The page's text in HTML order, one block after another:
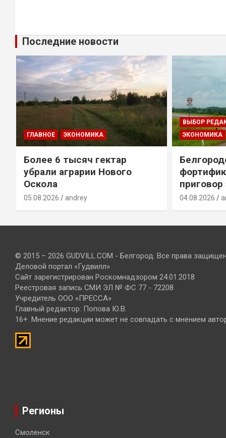
Последние новости
ГЛАВНОЕ ЭКОНОМИКА
Более 6 тысяч гектар
убрали аграрии Нового
Оскола
05.08.2026 andrey
ВЫБОР
ЭКОНОМИКА
04.08.2026
© 2015 – 2026 GUDVILL.COM - Белгород. Все права
Деловой портал «Гудвилл»
Сайт зарегистрирован Роскомнадзором 24.01.2018
Реестровая запись СМИ ЭЛ № ФС 77 - 72208
Учредитель ООО «ПРЕССА»
Главный редактор: Попова Ю.В.
16+. Мнение редакции может не совпадать с мнением
Регионы
Смоленск